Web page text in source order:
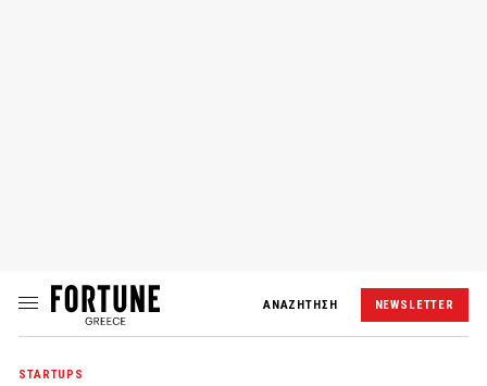
ΑΝΑΖΗΤΗΣΗ NEWSLETTER
STARTUPS